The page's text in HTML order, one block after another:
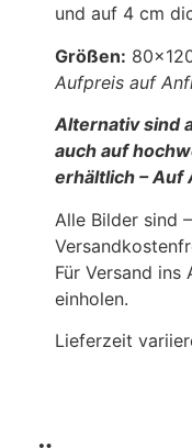
und auf 4 cm
Größen:
Aufpreis auf
Alternativ sind
auch auf
erhältlich – Auf
Alle Bilder sind
Für Versand
einholen.
Lieferzeit